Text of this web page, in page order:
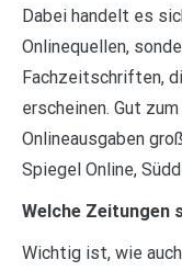
Dabei handelt es
Onlinequellen,
Fachzeitschriften,
erscheinen. Gut
Onlineausgaben
Spiegel Online,
Welche Zeitungen
Wichtig ist, wie